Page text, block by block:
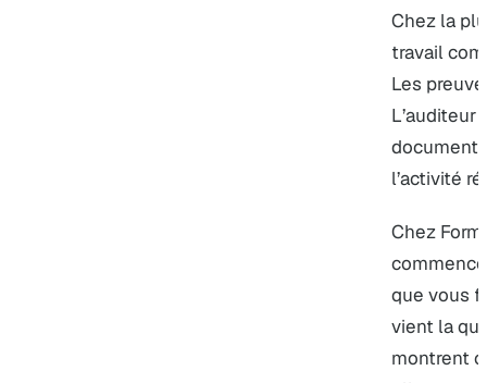
Chez la
travail
Les
L’auditeur
l’activité
Chez
que vous
vient la
montrent